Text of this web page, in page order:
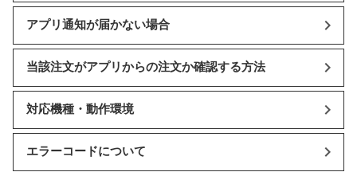
アプリ通知が届かない場合
当該注文がアプリからの注文か確認する方法
対応機種・動作環境
エラーコードについて